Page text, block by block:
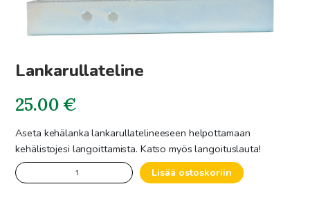
Lankarullateline
25.00€
Aseta kehälanka lankarullatelineeseen helpottamaan
kehälistojesi langoittamista. Katso myös langoituslauta!
Lankarullateline
määrä
Lisää ostoskoriin